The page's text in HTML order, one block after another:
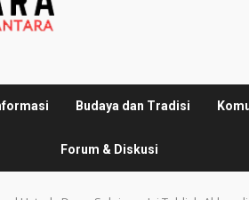
Budaya dan Tradisi
Forum & Diskusi